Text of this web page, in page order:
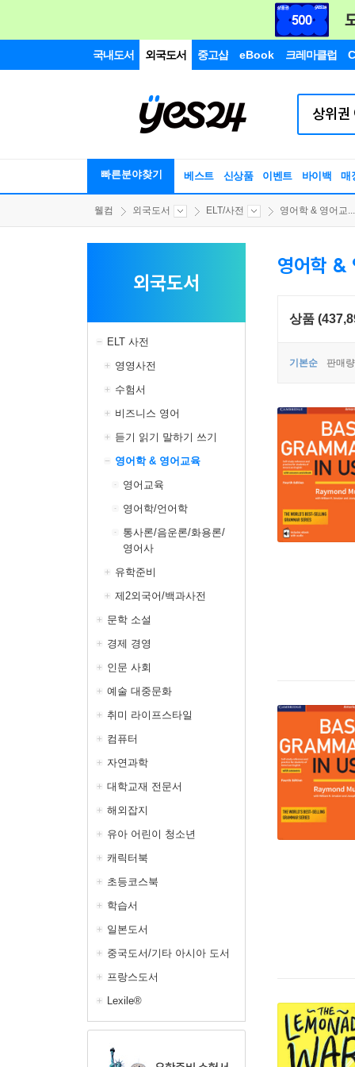
국내도서 외국도서 중고샵 eBook 크레마클럽
빠른분야찾기 베스트 신상품 이벤트 바이백 매
웰컴 외국도서 ELT/사전 영어학 & 영어교...
외국도서
ELT 사전
영영사전
수험서
비즈니스 영어
듣기 읽기 말하기 쓰기
영어학 & 영어교육
영어교육
영어학/언어학
통사론/음운론/화용론/
영어사
유학준비
제2외국어/백과사전
문학 소설
경제 경영
인문 사회
예술 대중문화
취미 라이프스타일
컴퓨터
자연과학
대학교재 전문서
해외잡지
유아 어린이 청소년
캐릭터북
초등코스북
학습서
일본도서
중국도서/기타 아시아 도서
프랑스도서
Lexile®
영어학 &
상품
기본순 판매